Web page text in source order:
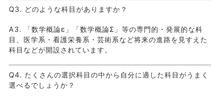
Q3. どのような科目がありますか？
A3. 「数学概論ε」「数学概論Σ」等の専門的・発展的な科
目、医学系・看護栄養系・芸術系など将来の進路を見すえた
科目などが開設されています。
Q4. たくさんの選択科目の中から自分に適した科目がうまく
選べるでしょうか？